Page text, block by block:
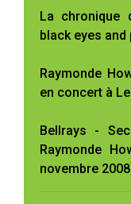
La chronique
black eyes and
Raymonde
en concert à
Bellrays -
Raymonde
novembre